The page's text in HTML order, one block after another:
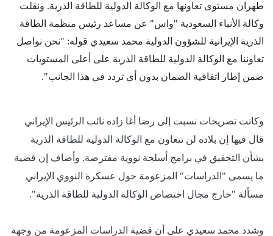
طهران مستوى تعاونها مع الوكالة الدولية للطاقة الذرية. ونقلت
وكالة الأنباء السعودية "واس" عن مساعد رئيس منظمة الطاقة
الذرية الإيرانية للشؤون الدولية محمد سعيدي قوله: "نحن نواصل
تعاوننا مع الوكالة الدولية للطاقة الذرية على أعلى المستويات
ضمن إطار اتفاقية الضمان بدون أي تردد في هذا الجانب".
وكانت تصريحات نسبت إلى رضا أغا زاده نائب الرئيس الإيراني
قال فيها إن بلاده لن تتعاون مع الوكالة الدولية للطاقة الذرية
بشأن التحقيق في برامج أسلحة نووية مفترضة. وأضاف إن قضية
ما يسمى "الدراسات" المزعومة حول عسكرة النووي الإيراني
مسألة "خارج مجال اختصاص الوكالة الدولية للطاقة الذرية".
وشدد محمد سعيدي على أن قضية الدراسات المزعومة من وجهة